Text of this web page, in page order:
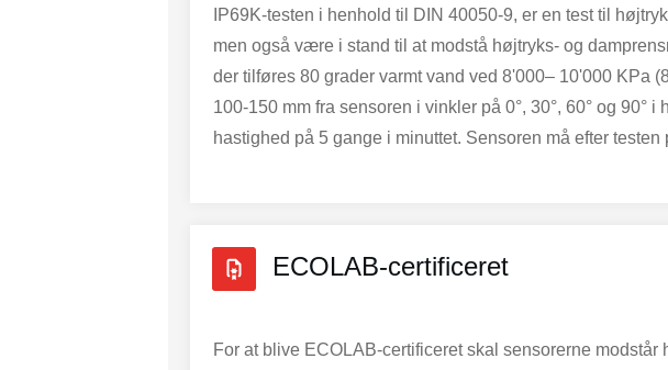
IP69K-testen i henhold til DIN 40050-9, er en test til
men også være i stand til at modstå højtryks- og
der tilføres 80 grader varmt vand ved 8'000– 10'000 KPa
100-150 mm fra sensoren i vinkler på 0°, 30°, 60° og 90°
hastighed på 5 gange i minuttet. Sensoren må efter
ECOLAB-certificeret
For at blive ECOLAB-certificeret skal sensorerne